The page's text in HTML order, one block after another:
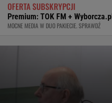
OFERTA SUBSKRYPCJI
Premium: TOK FM + Wyborcza.pl
MOCNE MEDIA W DUO PAKIECIE. SPRAWDŹ